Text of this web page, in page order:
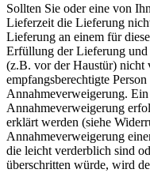
Sollten Sie oder eine von
Lieferzeit die Lieferung
Lieferung an einem für
Erfüllung der Lieferung
(z.B. vor der Haustür) nicht
empfangsberechtigte
Annahmeverweigerung.
Annahmeverweigerung
erklärt werden (siehe
Annahmeverweigerung
die leicht verderblich sind
überschritten würde, wird